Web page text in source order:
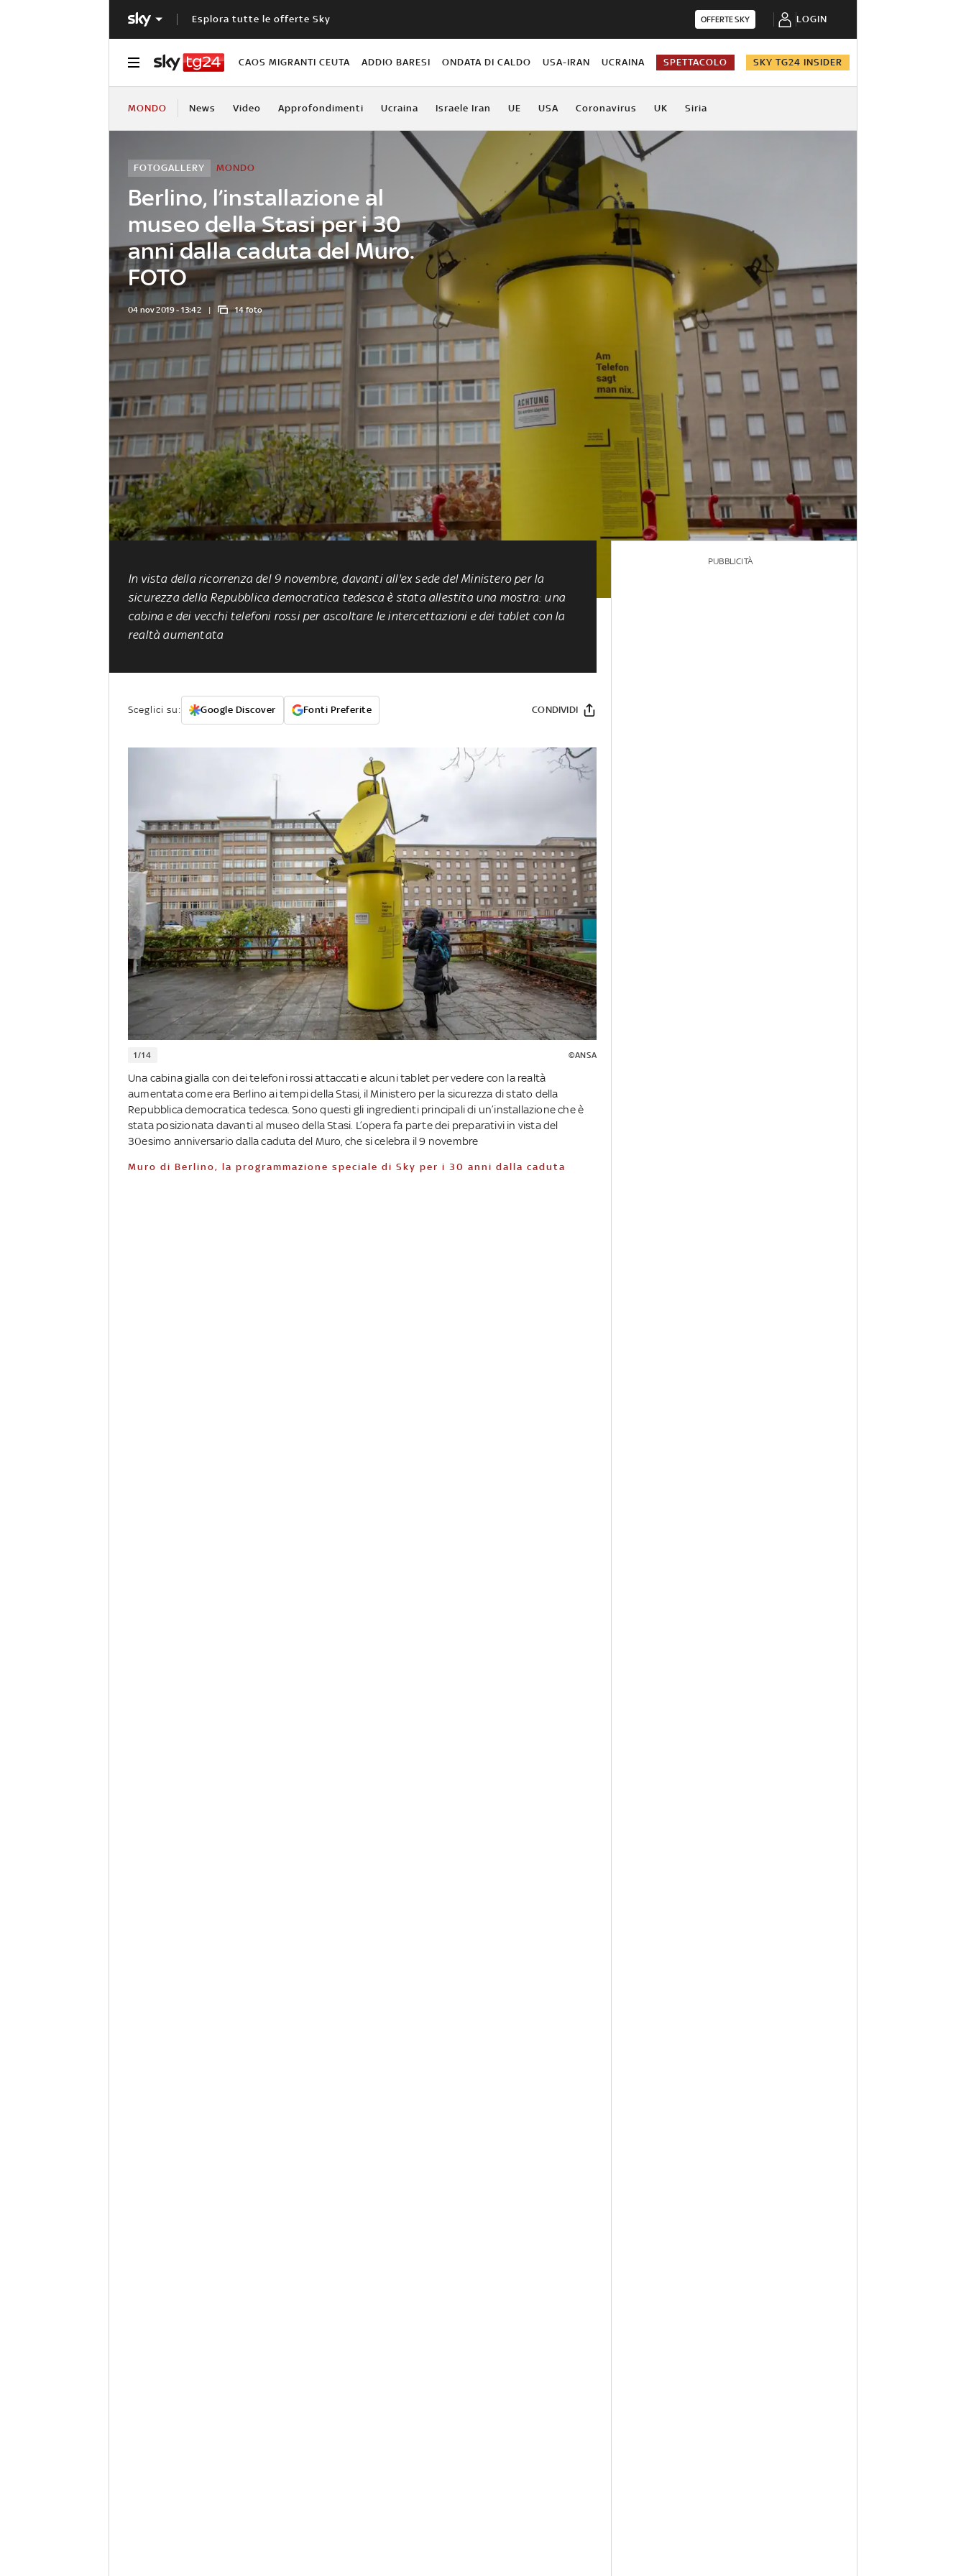
Esplora tutte le offerte Sky OFFERTE SKY LOGIN
CAOS MIGRANTI CEUTA ADDIO BARESI ONDATA DI CALDO USA-IRAN UCRAINA SPETTACOLO SKY TG24 INSIDER
MONDO News Video Approfondimenti Ucraina Israele Iran UE USA Coronavirus UK Siria
Berlino, l’installazione al
museo della Stasi per i 30
anni dalla caduta del Muro.
FOTO
MONDO
FOTOGALLERY
04 nov 2019 - 13:42 14 foto
In vista della ricorrenza del 9 novembre, davanti all'ex sede del Ministero per la
sicurezza della Repubblica democratica tedesca è stata allestita una mostra: una
cabina e dei vecchi telefoni rossi per ascoltare le intercettazioni e dei tablet con la
realtà aumentata
Sceglici su: Google Discover Fonti Preferite CONDIVIDI
1/14 ©ANSA
Una cabina gialla con dei telefoni rossi attaccati e alcuni tablet per vedere con la realtà
aumentata come era Berlino ai tempi della Stasi, il Ministero per la sicurezza di stato della
Repubblica democratica tedesca. Sono questi gli ingredienti principali di un’installazione che è
stata posizionata davanti al museo della Stasi. L’opera fa parte dei preparativi in vista del
30esimo anniversario dalla caduta del Muro, che si celebra il 9 novembre
Muro di Berlino, la programmazione speciale di Sky per i 30 anni dalla caduta
PUBBLICITÀ